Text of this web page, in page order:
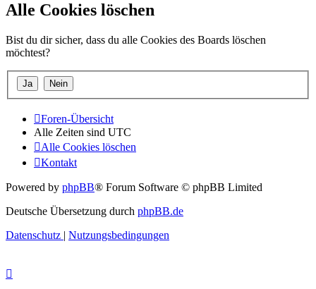
Alle Cookies löschen
Bist du dir sicher, dass du alle Cookies des Boards löschen
möchtest?
Foren-Übersicht
Alle Zeiten sind UTC
Alle Cookies löschen
Kontakt
Powered by phpBB® Forum Software © phpBB Limited
Deutsche Übersetzung durch phpBB.de
Datenschutz | Nutzungsbedingungen